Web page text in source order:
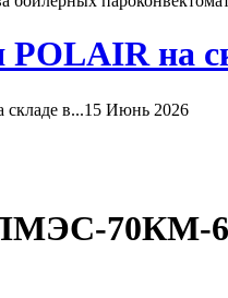
POLAIR на
складе в...15 Июнь 2026
70КМ-